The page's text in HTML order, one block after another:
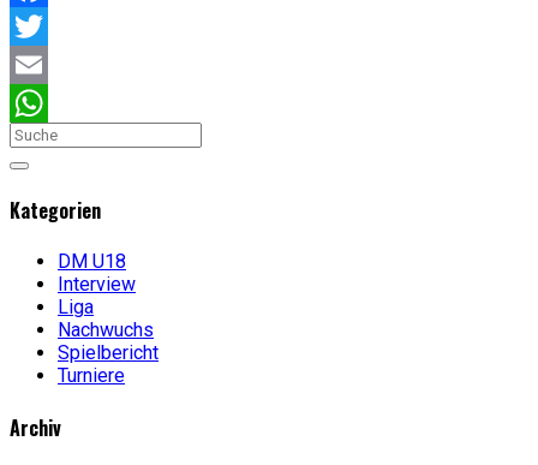
Facebook
Twitter
Email
WhatsApp
Kategorien
DM U18
Interview
Liga
Nachwuchs
Spielbericht
Turniere
Archiv